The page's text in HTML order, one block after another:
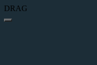
DRAG